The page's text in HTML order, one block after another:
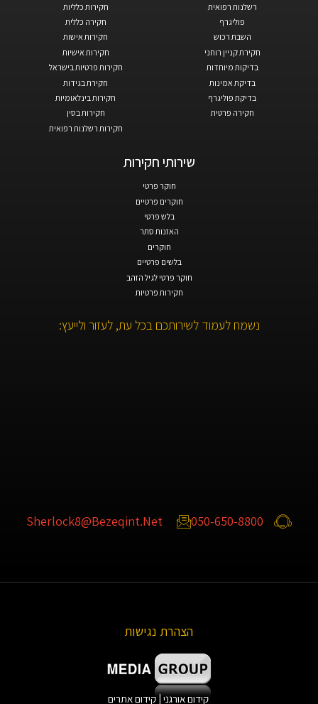
נשמח לעמוד לשירותכם בכל עת, לעזור ולייעץ:
050-650-8800
Sherlock8@bezeqint.net
שירותי חקירות
חוקר פרטי
חוקרים פרטיים
בלש פרטי
האזנות סתר
חוקרים
בלשים פרטיים
חוקר פרטי לגיל הזהב
חקירות פרטיות
חקירות כלליות
חקירה כללית
חקירות אישות
חקירות אישיות
חקירות פרטיות בישראל
חקירת בגידות
חקירות בינלאומיות
חקירות בסין
חקירות רשלנות רפואית
רשלנות רפואית
פוליגרף
השבת רכוש
חקירת קניין רוחני
בדיקות מיוחדות
בדיקת אמינות
בדיקת פוליגרף
חקירה פרטית
הצהרת נגישות
קידום אורגני |קידום אתרים